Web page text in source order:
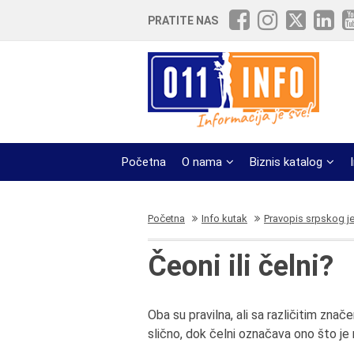
PRATITE NAS
Početna O nama Biznis katalog
Početna Info kutak Pravopis srpskog
Čeoni ili čelni?
Oba su pravilna, ali sa različitim
slično, dok čelni označava ono što je